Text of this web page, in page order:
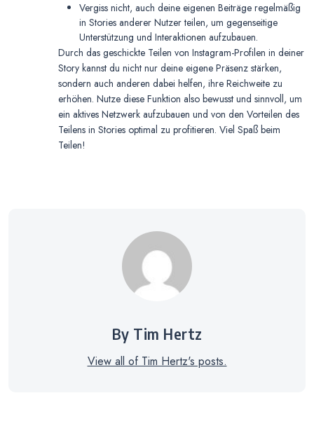
Vergiss nicht, auch deine eigenen Beiträge regelmäßig
in Stories anderer Nutzer teilen, um gegenseitige
Unterstützung und Interaktionen aufzubauen.
Durch das geschickte Teilen von Instagram-Profilen in deiner
Story kannst du nicht nur deine eigene Präsenz stärken,
sondern auch anderen dabei helfen, ihre Reichweite zu
erhöhen. Nutze diese Funktion also bewusst und sinnvoll, um
ein aktives Netzwerk aufzubauen und von den Vorteilen des
Teilens in Stories optimal zu profitieren. Viel Spaß beim
Teilen!
By Tim Hertz
View all of Tim Hertz's posts.